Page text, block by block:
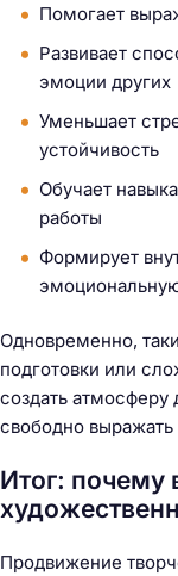
Помогает
Развивает
эмоции других
Уменьшает
устойчивость
Обучает
работы
Формирует
Одновременно,
подготовки или
создать атмосферу
свободно
Итог: почему
Продвижение